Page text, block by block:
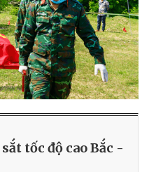
tốc độ cao Bắc -